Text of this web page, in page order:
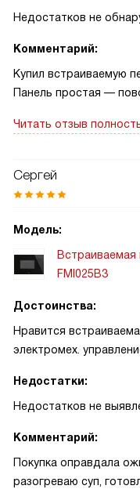
Недостатков не
Комментарий:
Купил встраиваемую
Панель простая —
разогрел остатки
подрумянилась за
Читать отзыв
Сергей
Модель:
Встраиваемая
FMI025B3
Достоинства:
Нравится
электромех.
Недостатки:
Недостатков не
Комментарий:
Покупка оправдала
разогреваю суп,